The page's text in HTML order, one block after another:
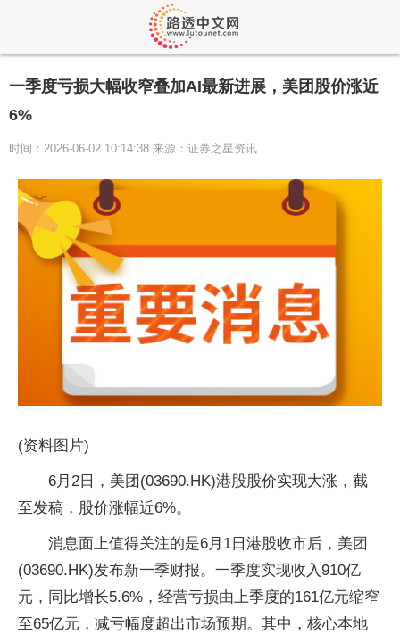
一季度亏损大幅收窄叠加AI最新进展，美团股价涨近
6%
时间：2026-06-02 10:14:38 来源：证券之星资讯
(资料图片)
6月2日，美团(03690.HK)港股股价实现大涨，截
至发稿，股价涨幅近6%。
消息面上值得关注的是6月1日港股收市后，美团
(03690.HK)发布新一季财报。一季度实现收入910亿
元，同比增长5.6%，经营亏损由上季度的161亿元缩窄
至65亿元，减亏幅度超出市场预期。其中，核心本地